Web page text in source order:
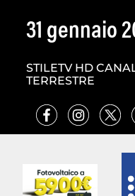
31 gennaio
STILETV HD
TERRESTRE